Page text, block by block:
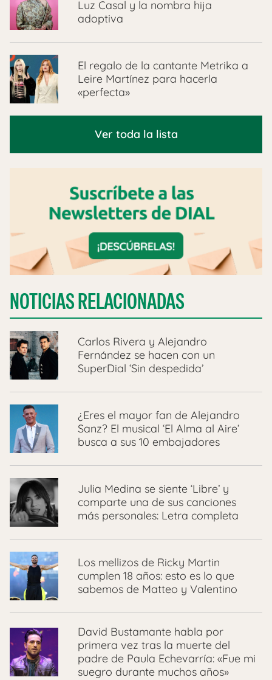
Luz Casal y la nombra hija
adoptiva
El regalo de la cantante Metrika a
Leire Martínez para hacerla
«perfecta»
Ver toda la lista
NOTICIAS RELACIONADAS
Carlos Rivera y Alejandro
Fernández se hacen con un
SuperDial ‘Sin despedida’
¿Eres el mayor fan de Alejandro
Sanz? El musical ‘El Alma al Aire’
busca a sus 10 embajadores
Julia Medina se siente ‘Libre’ y
comparte una de sus canciones
más personales: Letra completa
Los mellizos de Ricky Martin
cumplen 18 años: esto es lo que
sabemos de Matteo y Valentino
David Bustamante habla por
primera vez tras la muerte del
padre de Paula Echevarría: «Fue mi
suegro durante muchos años»